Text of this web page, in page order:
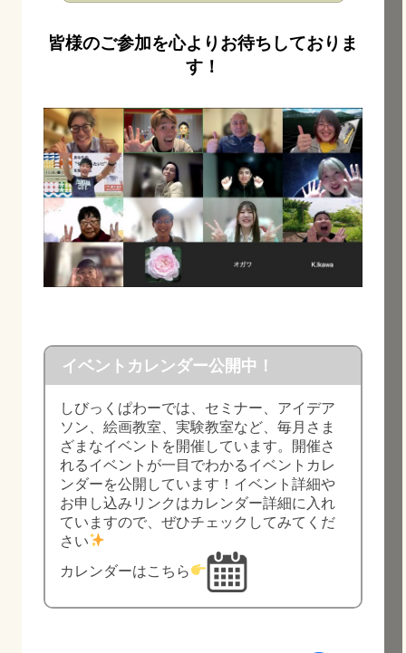
皆様のご参加を心よりお待ちしておりま
す！
イベントカレンダー公開中！
しびっくぱわーでは、セミナー、アイデア
ソン、絵画教室、実験教室など、毎月さま
ざまなイベントを開催しています。開催さ
れるイベントが一目でわかるイベントカレ
ンダーを公開しています！イベント詳細や
お申し込みリンクはカレンダー詳細に入れ
ていますので、ぜひチェックしてみてくだ
さい
カレンダーはこちら